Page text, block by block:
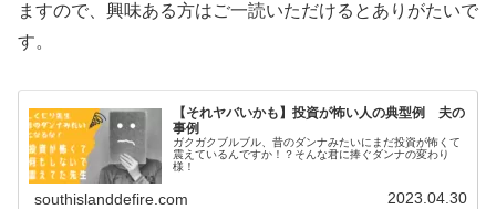
ますので、興味ある方はご一読いただけるとありがたいで
す。
【それヤバいかも】投資が怖い人の典型例 夫の
事例
ガクガクブルブル、昔のダンナみたいにまだ投資が怖くて
震えているんですか！？そんな君に捧ぐダンナの変わり
様！
southislanddefire.com 2023.04.30